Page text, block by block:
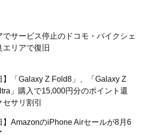
でサービス停止のドコモ・バイクシェ
エリアで復旧
】「Galaxy Z Fold8」、「Galaxy Z
」購入で15,000円分のポイント還
サリ割引
】AmazonのiPhone Airセールが8月6